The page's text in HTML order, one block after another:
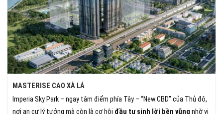
MASTERISE CAO XÀ LÁ
Imperia Sky Park – ngay tâm điểm phía Tây – “New CBD” của Thủ đô,
nơi an cư lý tưởng mà còn là cơ hội đầu tư sinh lời bền vững nhờ vị